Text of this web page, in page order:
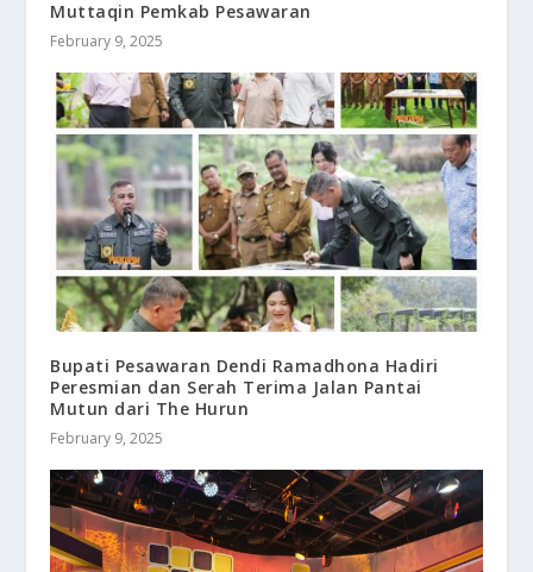
Muttaqin Pemkab Pesawaran
February 9, 2025
Bupati Pesawaran Dendi Ramadhona Hadiri
Peresmian dan Serah Terima Jalan Pantai
Mutun dari The Hurun
February 9, 2025